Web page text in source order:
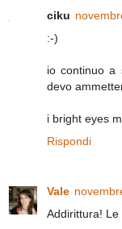
ciku
:-)
io continuo a
devo
i bright eyes
Rispondi
Vale
Addirittura! Le